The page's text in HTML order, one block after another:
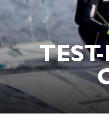
Lauriane Nolot en